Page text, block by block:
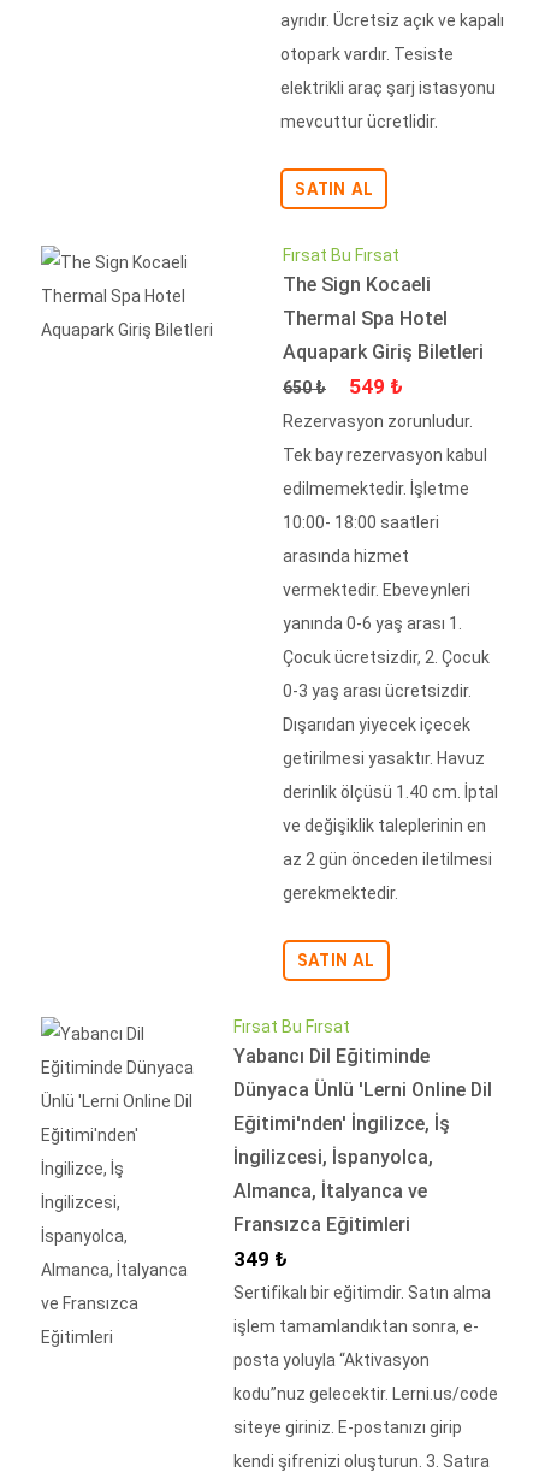
ayrıdır. Ücretsiz açık ve kapalı
otopark vardır. Tesiste
elektrikli araç şarj istasyonu
mevcuttur ücretlidir.
SATIN AL
Fırsat Bu Fırsat
The Sign Kocaeli
Thermal Spa Hotel
Aquapark Giriş Biletleri
Fiyat
650 ₺ İndirimli Fiyat
549 ₺
Rezervasyon zorunludur.
Tek bay rezervasyon kabul
edilmemektedir. İşletme
10:00- 18:00 saatleri
arasında hizmet
vermektedir. Ebeveynleri
yanında 0-6 yaş arası 1.
Çocuk ücretsizdir, 2. Çocuk
0-3 yaş arası ücretsizdir.
Dışarıdan yiyecek içecek
getirilmesi yasaktır. Havuz
derinlik ölçüsü 1.40 cm. İptal
ve değişiklik taleplerinin en
az 2 gün önceden iletilmesi
gerekmektedir.
SATIN AL
Fırsat Bu Fırsat
Yabancı Dil Eğitiminde
Dünyaca Ünlü 'Lerni Online Dil
Eğitimi'nden' İngilizce, İş
İngilizcesi, İspanyolca,
Almanca, İtalyanca ve
Fransızca Eğitimleri
İndirimli Fiyat
349 ₺
Sertifikalı bir eğitimdir. Satın alma
işlem tamamlandıktan sonra, e-
posta yoluyla “Aktivasyon
kodu”nuz gelecektir. Lerni.us/code
siteye giriniz. E-postanızı girip
kendi şifrenizi oluşturun. 3. Satıra